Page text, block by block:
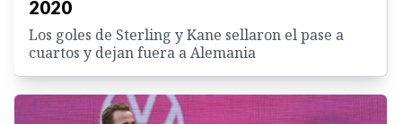
2020
Los goles de Sterling y Kane sellaron el pase a
cuartos y dejan fuera a Alemania